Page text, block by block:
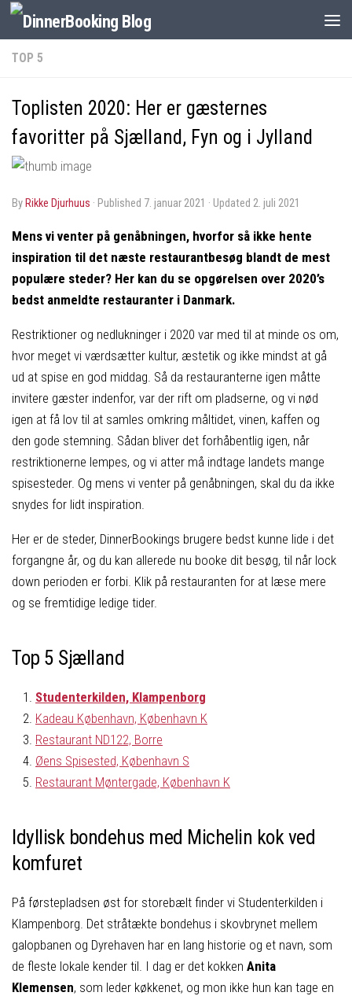
TOP 5
Toplisten 2020: Her er gæsternes
favoritter på Sjælland, Fyn og i Jylland
byRikke Djurhuus · Published 7. januar 2021 · Updated 2. juli 2021
Mens vi venter på genåbningen, hvorfor så ikke hente
inspiration til det næste restaurantbesøg blandt de mest
populære steder? Her kan du se opgørelsen over 2020’s
bedst anmeldte restauranter i Danmark.
Restriktioner og nedlukninger i 2020 var med til at minde os om,
hvor meget vi værdsætter kultur, æstetik og ikke mindst at gå
ud at spise en god middag. Så da restauranterne igen måtte
invitere gæster indenfor, var der rift om pladserne, og vi nød
igen at få lov til at samles omkring måltidet, vinen, kaffen og
den gode stemning. Sådan bliver det forhåbentlig igen, når
restriktionerne lempes, og vi atter må indtage landets mange
spisesteder. Og mens vi venter på genåbningen, skal du da ikke
snydes for lidt inspiration.
Her er de steder, DinnerBookings brugere bedst kunne lide i det
forgangne år, og du kan allerede nu booke dit besøg, til når lock
down perioden er forbi. Klik på restauranten for at læse mere
og se fremtidige ledige tider.
Top 5 Sjælland
Studenterkilden, Klampenborg
Kadeau København, København K
Restaurant ND122, Borre
Øens Spisested, København S
Restaurant Møntergade, København K
Idyllisk bondehus med Michelin kok ved
komfuret
På førstepladsen øst for storebælt finder vi Studenterkilden i
Klampenborg. Det stråtækte bondehus i skovbrynet mellem
galopbanen og Dyrehaven har en lang historie og et navn, som
de fleste lokale kender til. I dag er det kokken Anita
Klemensen, som leder køkkenet, og mon ikke hun kan tage en